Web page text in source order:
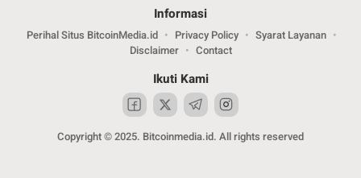
Informasi
Perihal Situs BitcoinMedia.id Privacy Policy
Syarat Layanan
Disclaimer
Contact
Ikuti Kami
Copyright © 2025. Bitcoinmedia.id. All rights reserved